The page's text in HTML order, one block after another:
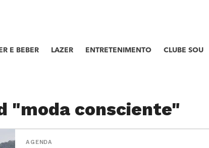
E BEBER LAZER ENTRETENIMENTO CLUBE SOU
"moda consciente"
AGENDA